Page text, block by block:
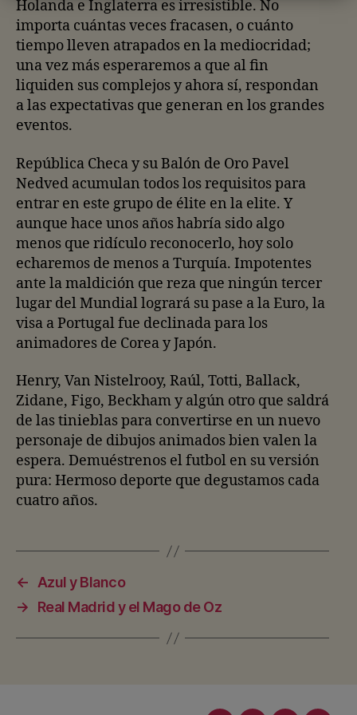
Holanda e Inglaterra es irresistible. No
importa cuántas veces fracasen, o cuánto
tiempo lleven atrapados en la mediocridad;
una vez más esperaremos a que al fin
liquiden sus complejos y ahora sí, respondan
a las expectativas que generan en los grandes
eventos.
República Checa y su Balón de Oro Pavel
Nedved acumulan todos los requisitos para
entrar en este grupo de élite en la elite. Y
aunque hace unos años habría sido algo
menos que ridículo reconocerlo, hoy solo
echaremos de menos a Turquía. Impotentes
ante la maldición que reza que ningún tercer
lugar del Mundial logrará su pase a la Euro, la
visa a Portugal fue declinada para los
animadores de Corea y Japón.
Henry, Van Nistelrooy, Raúl, Totti, Ballack,
Zidane, Figo, Beckham y algún otro que saldrá
de las tinieblas para convertirse en un nuevo
personaje de dibujos animados bien valen la
espera. Demuéstrenos el futbol en su versión
pura: Hermoso deporte que degustamos cada
cuatro años.
←
Azul y Blanco
→
Real Madrid y el Mago de Oz